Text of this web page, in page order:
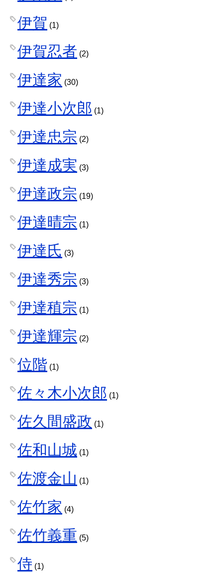
伊賀 (1)
伊賀忍者 (2)
伊達家 (30)
伊達小次郎 (1)
伊達忠宗 (2)
伊達成実 (3)
伊達政宗 (19)
伊達晴宗 (1)
伊達氏 (3)
伊達秀宗 (3)
伊達稙宗 (1)
伊達輝宗 (2)
位階 (1)
佐々木小次郎 (1)
佐久間盛政 (1)
佐和山城 (1)
佐渡金山 (1)
佐竹家 (4)
佐竹義重 (5)
侍 (1)